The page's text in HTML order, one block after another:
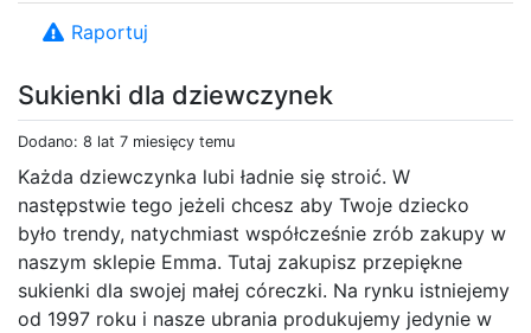
Sukienki dla dziewczynek
Dodano: 8 lat 7 miesięcy temu
Każda dziewczynka lubi ładnie się stroić. W
następstwie tego jeżeli chcesz aby Twoje dziecko
było trendy, natychmiast współcześnie zrób zakupy w
naszym sklepie Emma. Tutaj zakupisz przepiękne
sukienki dla swojej małej córeczki. Na rynku istniejemy
od 1997 roku i nasze ubrania produkujemy jedynie w
Raportuj